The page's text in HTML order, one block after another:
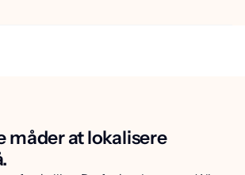
måder at lokalisere